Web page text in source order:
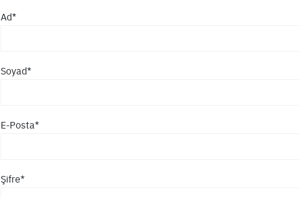
Ad*
Soyad*
E-Posta*
Şifre*